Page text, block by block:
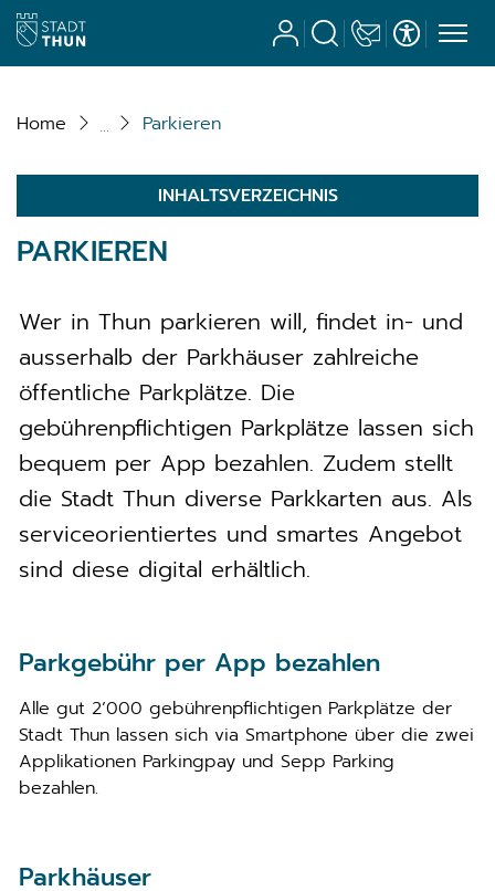
Stadt Thun
Benutzerkonto
SucheKontakt
Home Parkieren
INHALTSVERZEICHNIS
PARKIEREN
Wer in Thun parkieren will, findet in- und
ausserhalb der Parkhäuser zahlreiche
öffentliche Parkplätze. Die
gebührenpflichtigen Parkplätze lassen sich
bequem per App bezahlen. Zudem stellt
die Stadt Thun diverse Parkkarten aus. Als
serviceorientiertes und smartes Angebot
sind diese digital erhältlich.
Parkgebühr per App bezahlen
Alle gut 2’000 gebührenpflichtigen Parkplätze der
Stadt Thun lassen sich via Smartphone über die zwei
Applikationen Parkingpay und Sepp Parking
bezahlen.
Parkhäuser